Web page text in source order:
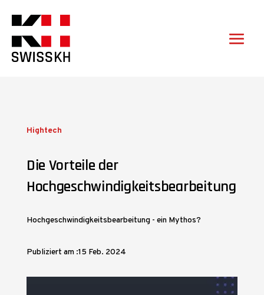
Hightech
Die Vorteile der
Hochgeschwindigkeitsbearbeitung
Hochgeschwindigkeitsbearbeitung - ein Mythos?
Publiziert am :15 Feb. 2024